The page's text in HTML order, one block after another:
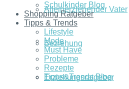
Alleinerziehender Vater
Beziehung
Erziehungsratgeber
Schulkinder Blog
Shopping Ratgeber
Tipps & Trends
Lifestyle
Mode
Must Have
Probleme
Rezepte
Tipps&Trends Blog